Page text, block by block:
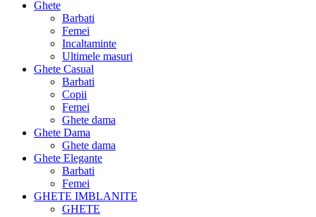
Ghete
Barbati
Femei
Incaltaminte
Ultimele masuri
Ghete Casual
Barbati
Copii
Femei
Ghete dama
Ghete Dama
Ghete dama
Ghete Elegante
Barbati
Femei
GHETE IMBLANITE
GHETE